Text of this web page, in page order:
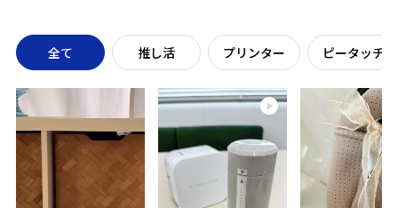
全て 推し活 プリンター ピータッチ